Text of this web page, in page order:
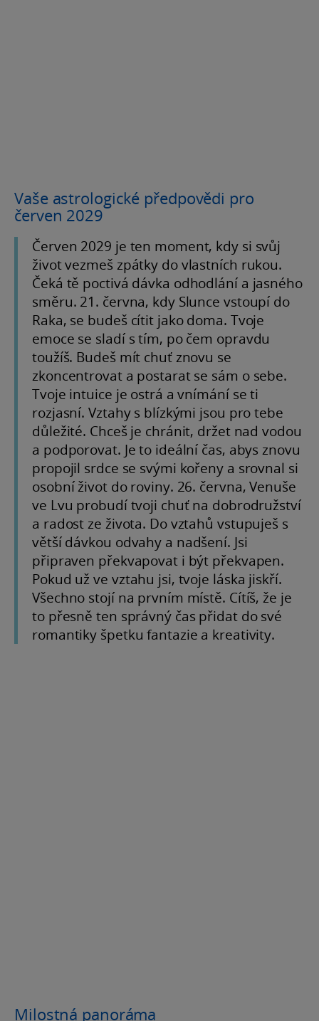
Vaše astrologické předpovědi pro
červen 2029
Červen 2029 je ten moment, kdy si svůj
život vezmeš zpátky do vlastních rukou.
Čeká tě poctivá dávka odhodlání a jasného
směru. 21. června, kdy Slunce vstoupí do
Raka, se budeš cítit jako doma. Tvoje
emoce se sladí s tím, po čem opravdu
toužíš. Budeš mít chuť znovu se
zkoncentrovat a postarat se sám o sebe.
Tvoje intuice je ostrá a vnímání se ti
rozjasní. Vztahy s blízkými jsou pro tebe
důležité. Chceš je chránit, držet nad vodou
a podporovat. Je to ideální čas, abys znovu
propojil srdce se svými kořeny a srovnal si
osobní život do roviny. 26. června, Venuše
ve Lvu probudí tvoji chuť na dobrodružství
a radost ze života. Do vztahů vstupuješ s
větší dávkou odvahy a nadšení. Jsi
připraven překvapovat i být překvapen.
Pokud už ve vztahu jsi, tvoje láska jiskří.
Všechno stojí na prvním místě. Cítíš, že je
to přesně ten správný čas přidat do své
romantiky špetku fantazie a kreativity.
Milostná panoráma